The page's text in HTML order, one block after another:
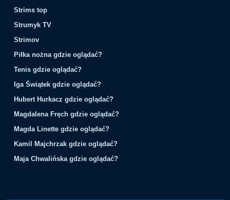
Strims top
Strumyk TV
Strimov
Piłka nożna gdzie oglądać?
Tenis gdzie oglądać?
Iga Świątek gdzie oglądać?
Hubert Hurkacz gdzie oglądać?
Magdalena Fręch gdzie oglądać?
Magda Linette gdzie oglądać?
Kamil Majchrzak gdzie oglądać?
Maja Chwalińska gdzie oglądać?